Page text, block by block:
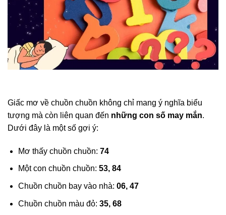
Giấc mơ về chuồn chuồn không chỉ mang ý nghĩa biểu
tượng mà còn liên quan đến những con số may mắn.
Dưới đây là một số gợi ý:
Mơ thấy chuồn chuồn: 74
Một con chuồn chuồn: 53, 84
Chuồn chuồn bay vào nhà: 06, 47
Chuồn chuồn màu đỏ: 35, 68